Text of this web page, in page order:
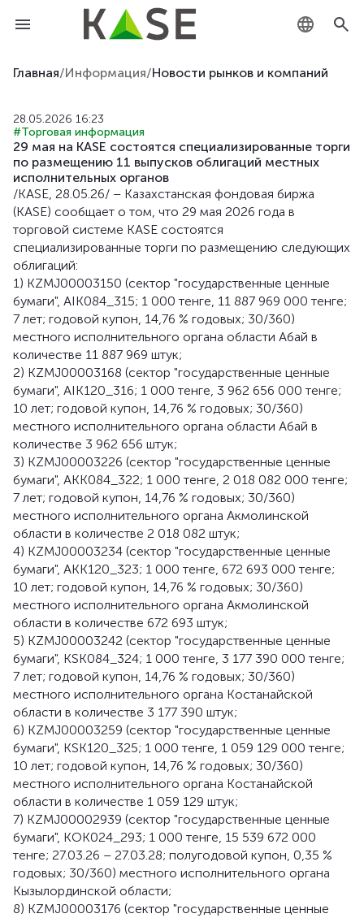
KZ
EN
Главная/Информация/Новости рынков и компаний
28.05.2026 16:23
#Торговая информация
29 мая на KASE состоятся специализированные торги
по размещению 11 выпусков облигаций местных
исполнительных органов
/KASE, 28.05.26/ – Казахстанская фондовая биржа
(KASE) сообщает о том, что 29 мая 2026 года в
торговой системе KASE состоятся
специализированные торги по размещению следующих
облигаций:
1) KZMJ00003150 (сектор "государственные ценные
бумаги", AIK084_315; 1 000 тенге, 11 887 969 000 тенге;
7 лет; годовой купон, 14,76 % годовых; 30/360)
местного исполнительного органа области Абай в
количестве 11 887 969 штук;
2) KZMJ00003168 (сектор "государственные ценные
бумаги", AIK120_316; 1 000 тенге, 3 962 656 000 тенге;
10 лет; годовой купон, 14,76 % годовых; 30/360)
местного исполнительного органа области Абай в
количестве 3 962 656 штук;
3) KZMJ00003226 (сектор "государственные ценные
бумаги", AКK084_322; 1 000 тенге, 2 018 082 000 тенге;
7 лет; годовой купон, 14,76 % годовых; 30/360)
местного исполнительного органа Акмолинской
области в количестве 2 018 082 штук;
4) KZMJ00003234 (сектор "государственные ценные
бумаги", AКK120_323; 1 000 тенге, 672 693 000 тенге;
10 лет; годовой купон, 14,76 % годовых; 30/360)
местного исполнительного органа Акмолинской
области в количестве 672 693 штук;
5) KZMJ00003242 (сектор "государственные ценные
бумаги", KSK084_324; 1 000 тенге, 3 177 390 000 тенге;
7 лет; годовой купон, 14,76 % годовых; 30/360)
местного исполнительного органа Костанайской
области в количестве 3 177 390 штук;
6) KZMJ00003259 (сектор "государственные ценные
бумаги", KSK120_325; 1 000 тенге, 1 059 129 000 тенге;
10 лет; годовой купон, 14,76 % годовых; 30/360)
местного исполнительного органа Костанайской
области в количестве 1 059 129 штук;
7) KZMJ00002939 (сектор "государственные ценные
бумаги", KOK024_293; 1 000 тенге, 15 539 672 000
тенге; 27.03.26 – 27.03.28; полугодовой купон, 0,35 %
годовых; 30/360) местного исполнительного органа
Кызылординской области;
8) KZMJ00003176 (сектор "государственные ценные